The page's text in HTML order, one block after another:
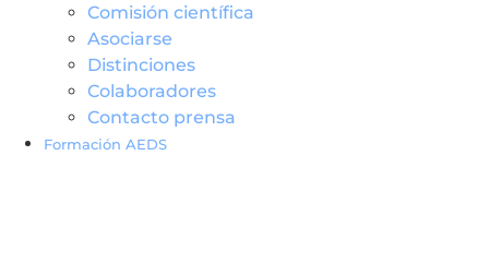
Comisión científica
Asociarse
Distinciones
Colaboradores
Contacto prensa
Formación AEDS